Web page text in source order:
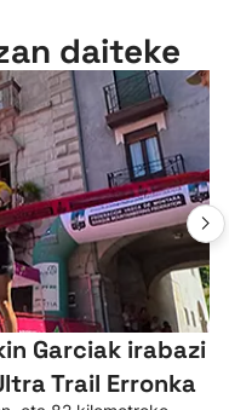
daiteke
Garciak irabazi
Trail Erronka